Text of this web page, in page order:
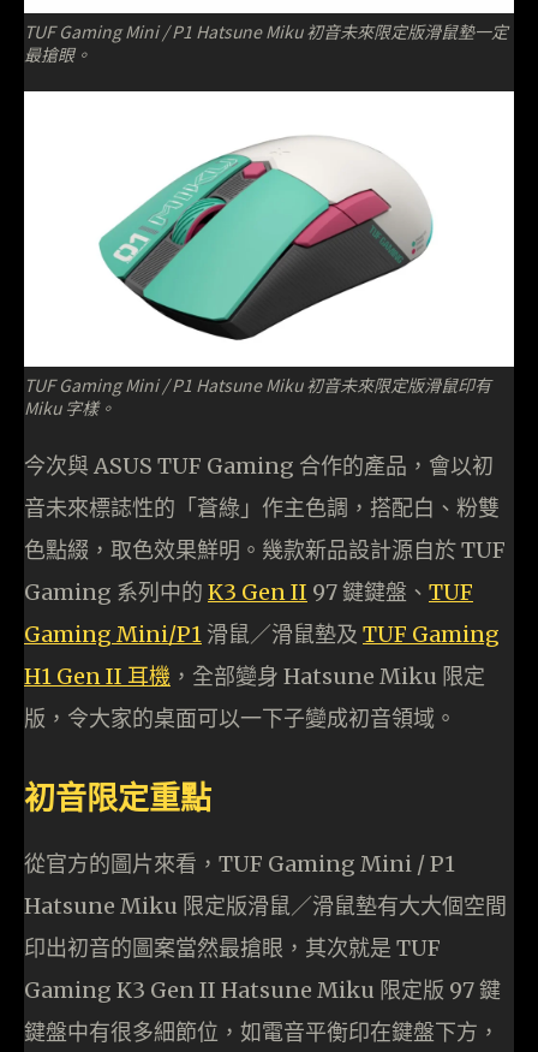
TUF Gaming Mini / P1 Hatsune Miku 初音未來限定版滑鼠墊一定
最搶眼。
TUF Gaming Mini / P1 Hatsune Miku 初音未來限定版滑鼠印有
Miku 字樣。
今次與 ASUS TUF Gaming 合作的產品，會以初
音未來標誌性的「蒼綠」作主色調，搭配白、粉雙
色點綴，取色效果鮮明。幾款新品設計源自於 TUF
Gaming 系列中的 K3 Gen II 97 鍵鍵盤、 TUF
Gaming Mini/P1 滑鼠／滑鼠墊及 TUF Gaming
H1 Gen II 耳機 ，全部變身 Hatsune Miku 限定
版，令大家的桌面可以一下子變成初音領域。
初音限定重點
從官方的圖片來看，TUF Gaming Mini / P1
Hatsune Miku 限定版滑鼠／滑鼠墊有大大個空間
印出初音的圖案當然最搶眼，其次就是 TUF
Gaming K3 Gen II Hatsune Miku 限定版 97 鍵
鍵盤中有很多細節位，如電音平衡印在鍵盤下方，